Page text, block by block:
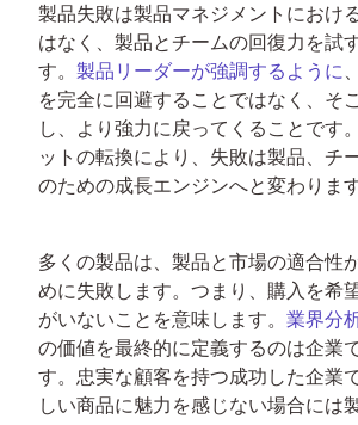
製品失敗は製品マネジメントにおけ
はなく、製品とチームの回復力を試
す。 製品リーダーが強調するように
を完全に回避することではなく、そ
し、より強力に戻ってくることです
ットの転換により、失敗は製品、チ
のための成長エンジンへと変わります
多くの製品は、製品と市場の適合性
めに失敗します。つまり、購入を希
がいないことを意味します。 業界分
の価値を最終的に定義するのは企業
す。忠実な顧客を持つ成功した企業
しい商品に魅力を感じない場合には